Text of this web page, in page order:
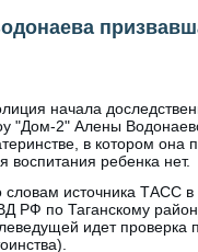
начала
"Дом-2" Алены
в котором она
воспитания ребенка нет.
словам источника ТАСС в
РФ по Таганскому
идет проверка